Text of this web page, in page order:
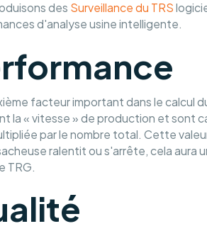
des Surveillance du TRS
d'analyse usine intelligente.
facteur important dans le calcul
la « vitesse » de production et sont
par le nombre total. Cette
ralentit ou s'arrête, cela aura
TRG.